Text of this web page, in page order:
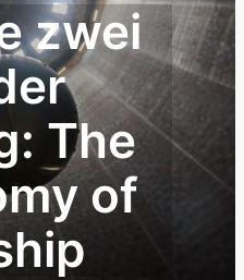
zwei
The
of